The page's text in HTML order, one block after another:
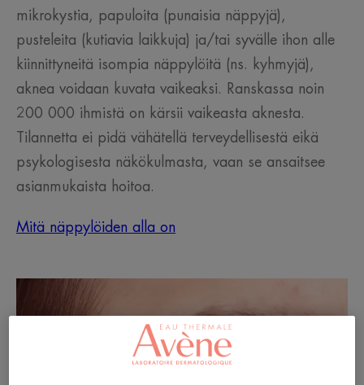
mikrokystia, papuloita (punaisia näppyjä),
pusteleita (kutiavia laikkuja) ja/tai syvälle ihon alle
kiinnittyneitä isompia näppylöitä (ns. kyhmyjä),
aknea voidaan kuvata vaikeaksi. Ranskassa noin
200 000 ihmistä on kärsii vaikeasta aknesta.
Tilannetta ei pidä vähätellä terveydellisestä eikä
psykologisesta näkökulmasta, vaan se ansaitsee
asianmukaista hoitoa.
Mitä näppylöiden alla on